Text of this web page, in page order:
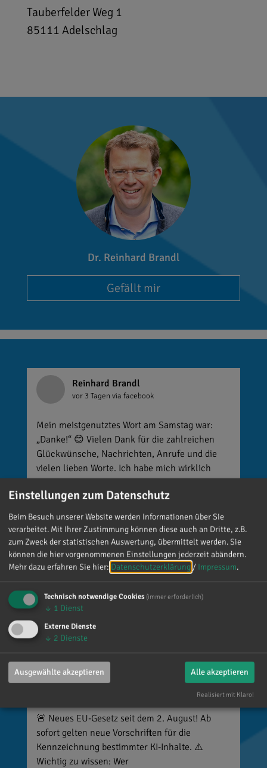
Tauberfelder Weg 1
85111 Adelschlag
Dr. Reinhard Brandl
Gefällt mir
Reinhard Brandl
vor 3 Tagen via facebook
Mein meistgenutztes Wort am Samstag war:
„Danke!“ 😊 Vielen Dank für die zahlreichen
Glückwünsche, Nachrichten, Anrufe und die
vielen lieben Worte. Ich habe mich wirklich
über jede einzelne Aufmerksamkeit gefreut. Es
ist alles andere als selbstverständlich, dass sich
so viele Menschen die Zeit nehmen, an einen zu
denken. Umso mehr weiß ich das zu schätzen.
Reinhard Brandl
🚨 Neues EU-Gesetz seit dem 2. August! Ab
sofort gelten neue Vorschriften für die
Kennzeichnung bestimmter KI-Inhalte. ⚠️
Wichtig zu wissen: Wer
Einstellungen zum Datenschutz
Beim Besuch unserer Website werden Informationen über Sie
verarbeitet. Mit Ihrer Zustimmung können diese auch an Dritte, z.B.
zum Zweck der statistischen Auswertung, übermittelt werden. Sie
können die hier vorgenommenen Einstellungen jederzeit abändern.
Mehr dazu erfahren Sie hier: Datenschutzerklärung / Impressum.
Technisch notwendige Cookies (immer erforderlich)
↓ 1 Dienst
Externe Dienste
↓ 2 Dienste
Ausgewählte akzeptieren Alle akzeptieren
Realisiert mit Klaro!